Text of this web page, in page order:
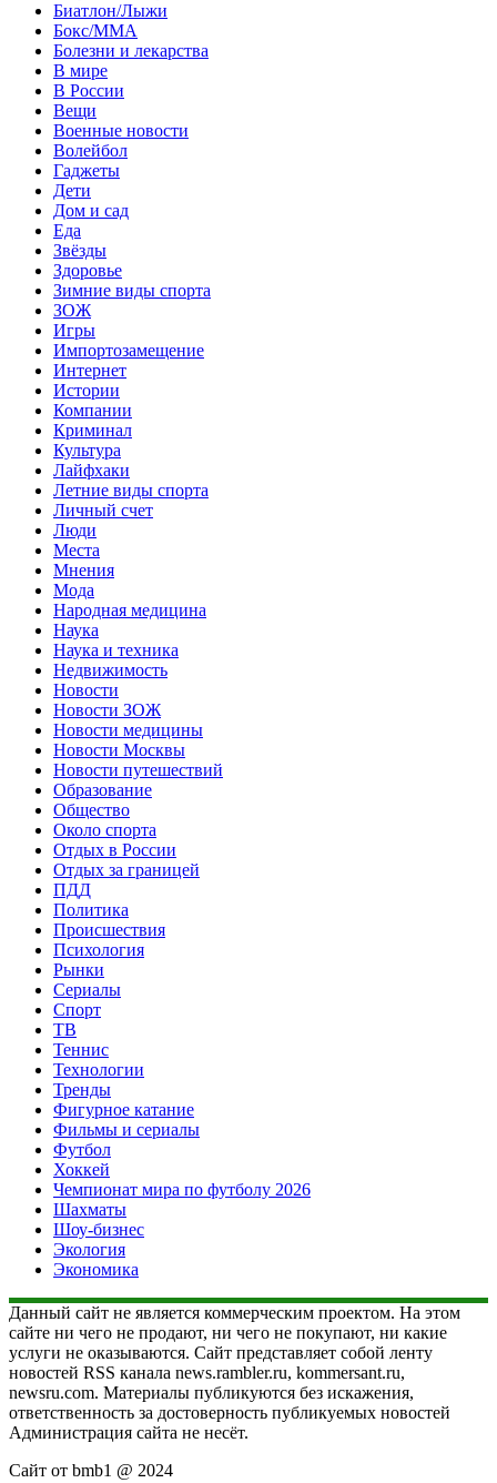
Биатлон/Лыжи
Бокс/MMA
Болезни и лекарства
В мире
В России
Вещи
Военные новости
Волейбол
Гаджеты
Дети
Дом и сад
Еда
Звёзды
Здоровье
Зимние виды спорта
ЗОЖ
Игры
Импортозамещение
Интернет
Истории
Компании
Криминал
Культура
Лайфхаки
Летние виды спорта
Личный счет
Люди
Места
Мнения
Мода
Народная медицина
Наука
Наука и техника
Недвижимость
Новости
Новости ЗОЖ
Новости медицины
Новости Москвы
Новости путешествий
Образование
Общество
Около спорта
Отдых в России
Отдых за границей
ПДД
Политика
Происшествия
Психология
Рынки
Сериалы
Спорт
ТВ
Теннис
Технологии
Тренды
Фигурное катание
Фильмы и сериалы
Футбол
Хоккей
Чемпионат мира по футболу 2026
Шахматы
Шоу-бизнес
Экология
Экономика
Данный сайт не является коммерческим проектом. На этом
сайте ни чего не продают, ни чего не покупают, ни какие
услуги не оказываются. Сайт представляет собой ленту
новостей RSS канала news.rambler.ru, kommersant.ru,
newsru.com. Материалы публикуются без искажения,
ответственность за достоверность публикуемых новостей
Администрация сайта не несёт.
Сайт от bmb1 @ 2024